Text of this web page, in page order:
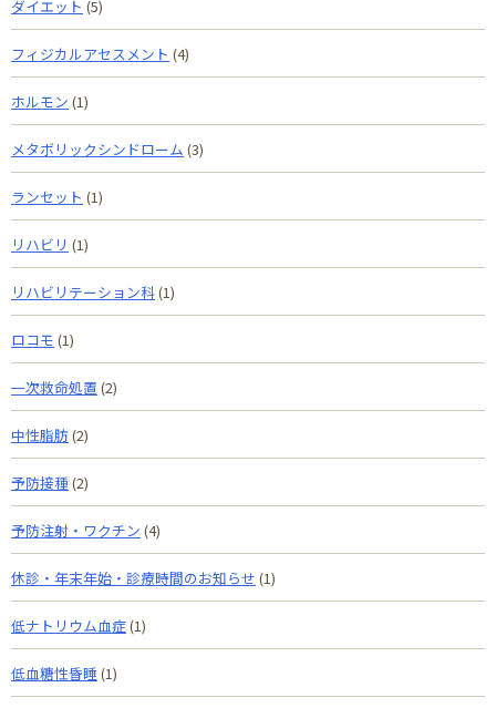
ダイエット (5)
フィジカルアセスメント (4)
ホルモン (1)
メタボリックシンドローム (3)
ランセット (1)
リハビリ (1)
リハビリテーション科(1)
ロコモ (1)
一次救命処置 (2)
中性脂肪(2)
予防接種 (2)
予防注射・ワクチン (4)
休診・年末年始・診療時間のお知らせ (1)
低ナトリウム血症(1)
低血糖性昏睡 (1)